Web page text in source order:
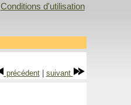
Conditions d'utilisation
précédent| suivant